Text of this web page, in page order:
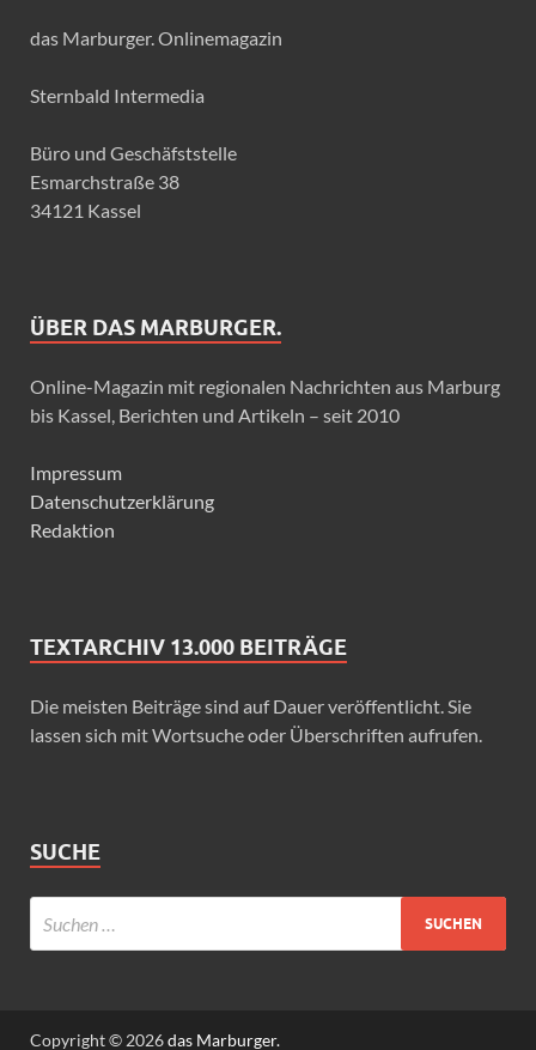
das Marburger. Onlinemagazin
Sternbald Intermedia
Büro und Geschäfststelle
Esmarchstraße 38
34121 Kassel
ÜBER DAS MARBURGER.
Online-Magazin mit regionalen Nachrichten aus Marburg
bis Kassel, Berichten und Artikeln – seit 2010
Impressum
Datenschutzerklärung
Redaktion
TEXTARCHIV 13.000 BEITRÄGE
Die meisten Beiträge sind auf Dauer veröffentlicht. Sie
lassen sich mit Wortsuche oder Überschriften aufrufen.
SUCHE
Copyright © 2026das Marburger.